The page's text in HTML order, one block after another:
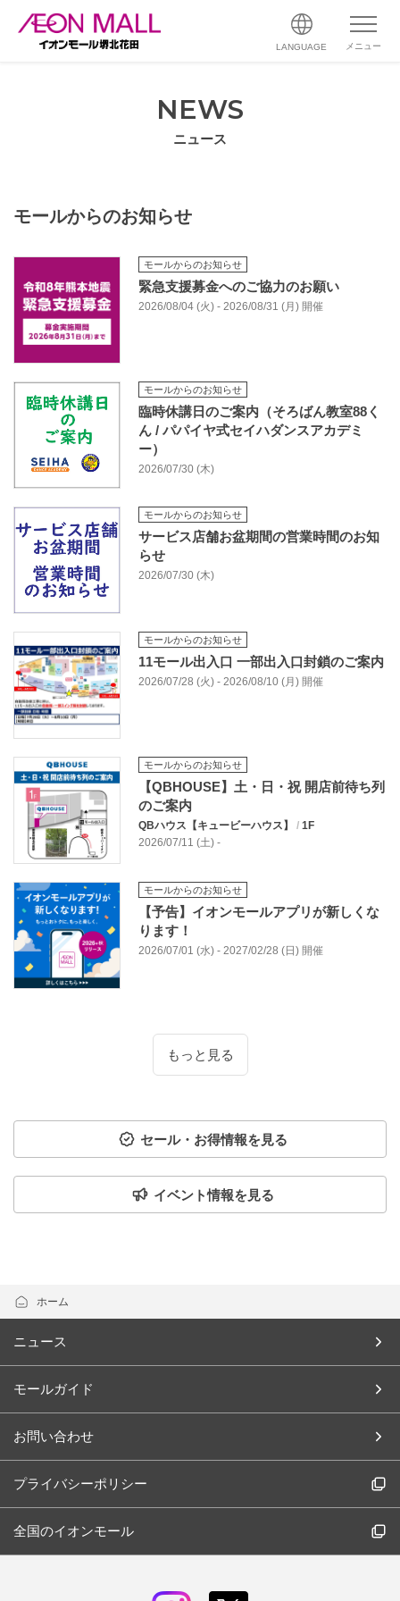
LANGUAGE メニュー
NEWS
ニュース
モールからのお知らせ
モールからのお知らせ
緊急支援募金へのご協力のお願い
2026/08/04 (火) - 2026/08/31 (月) 開催
モールからのお知らせ
臨時休講日のご案内（そろばん教室88く
ん / パパイヤ式セイハダンスアカデミ
ー）
2026/07/30 (木)
モールからのお知らせ
サービス店舗お盆期間の営業時間のお知
らせ
2026/07/30 (木)
モールからのお知らせ
11モール出入口 一部出入口封鎖のご案内
2026/07/28 (火) - 2026/08/10 (月) 開催
モールからのお知らせ
【QBHOUSE】土・日・祝 開店前待ち列
のご案内
QBハウス【キュービーハウス】 / 1F
2026/07/11 (土) -
モールからのお知らせ
【予告】イオンモールアプリが新しくな
ります！
2026/07/01 (水) - 2027/02/28 (日) 開催
もっと見る
セール・お得情報を見る
イベント情報を見る
ホーム
ニュース
モールガイド
お問い合わせ
プライバシーポリシー
全国のイオンモール